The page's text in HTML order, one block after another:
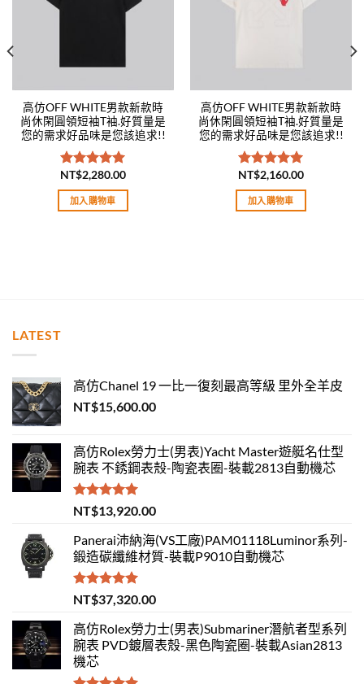
高仿OFF WHITE男款新款時
尚休閑圓領短袖T袖.好質量是
您的需求好品味是您該追求!!
評分5.00
滿分 5
NT$2,280.00
加入購物車
高仿OFF WHITE男款新款時
尚休閑圓領短袖T袖.好質量是
您的需求好品味是您該追求!!
評分5.00
滿分 5
NT$2,160.00
加入購物車
LATEST
高仿Chanel 19 一比一復刻最高等級 里外全羊皮
NT$15,600.00
高仿Rolex勞力士(男表)Yacht Master遊艇名仕型
腕表 不銹鋼表殼-陶瓷表圈-裝載2813自動機芯
評分5.00
滿分 5
NT$13,920.00
Panerai沛納海(VS工廠)PAM01118Luminor系列-
鍛造碳纖維材質-裝載P9010自動機芯
評分5.00
滿分 5
NT$37,320.00
高仿Rolex勞力士(男表)Submariner潛航者型系列
腕表 PVD鍍層表殼-黑色陶瓷圈-裝載Asian2813
機芯